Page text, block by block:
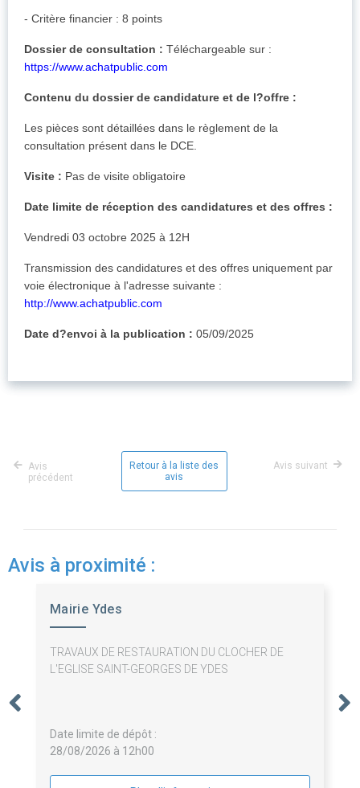
- Critère financier : 8 points
Dossier de consultation : Téléchargeable sur :
https://www.achatpublic.com
Contenu du dossier de candidature et de l?offre :
Les pièces sont détaillées dans le règlement de la
consultation présent dans le DCE.
Visite : Pas de visite obligatoire
Date limite de réception des candidatures et des offres :
Vendredi 03 octobre 2025 à 12H
Transmission des candidatures et des offres uniquement par
voie électronique à l'adresse suivante :
http://www.achatpublic.com
Date d?envoi à la publication : 05/09/2025
Avis
précédent
Retour à la liste des
avis
Avis suivant
Avis à proximité :
Mairie Ydes
TRAVAUX DE RESTAURATION DU CLOCHER DE
L'EGLISE SAINT-GEORGES DE YDES
Date limite de dépôt :
28/08/2026 à 12h00